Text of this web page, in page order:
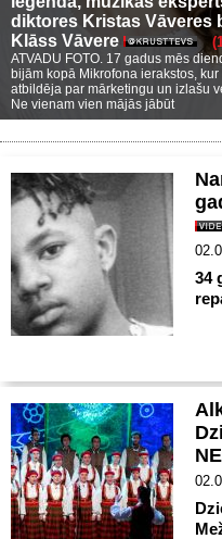
diktores Kristas Vāveres
Klāss Vāvere
ATVADU FOTO. 17 gadus mēs
bijām kopā Mikrofona ierakstos, kur
atbildēja par mārketingu un izlašu
Ne vienam vien mājās jābūt
34